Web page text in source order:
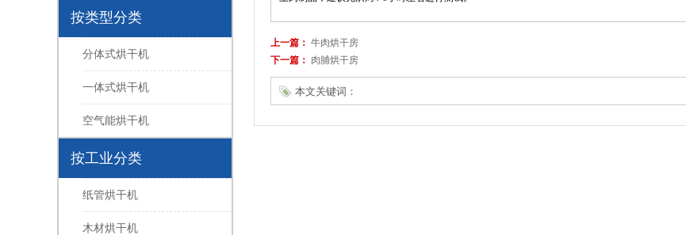
按类型分类
分体式烘干机
一体式烘干机
空气能烘干机
按工业分类
纸管烘干机
木材烘干机
上一篇： 牛肉烘干房
下一篇： 肉脯烘干房
本文关键词：